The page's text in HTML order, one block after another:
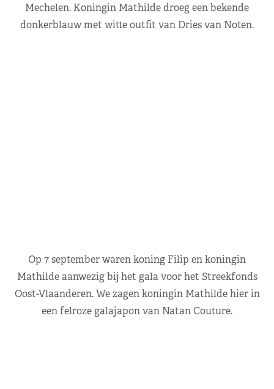
Mechelen. Koningin Mathilde droeg een bekende
donkerblauw met witte outfit van Dries van Noten.
Op 7 september waren koning Filip en koningin
Mathilde aanwezig bij het gala voor het Streekfonds
Oost-Vlaanderen. We zagen koningin Mathilde hier in
een felroze galajapon van Natan Couture.